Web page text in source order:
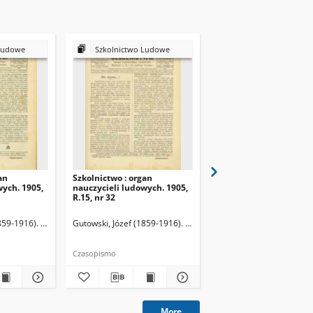
1905,
1916). Redaktor
Szkolnictwo Ludowe
Szkolnictwo : organ
nauczycieli ludowych. 1905,
R.15, nr 32
Gutowski, Józef (1859-1916). Redaktor
Czasopismo